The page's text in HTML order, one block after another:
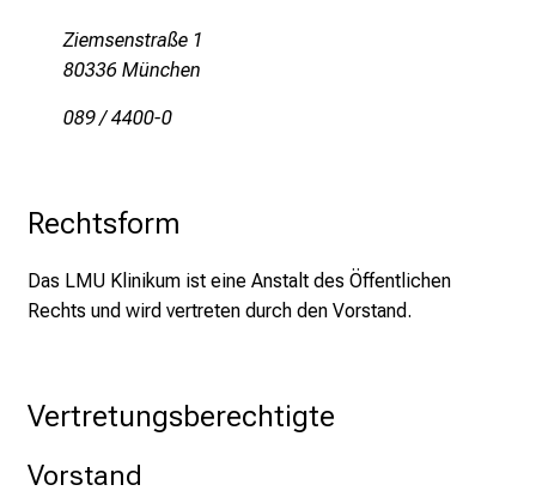
Ziemsenstraße 1
80336 München
089 / 4400-0
Rechtsform
Das LMU Klinikum ist eine Anstalt des Öffentlichen
Rechts und wird vertreten durch den Vorstand.
Vertretungsberechtigte
Vorstand